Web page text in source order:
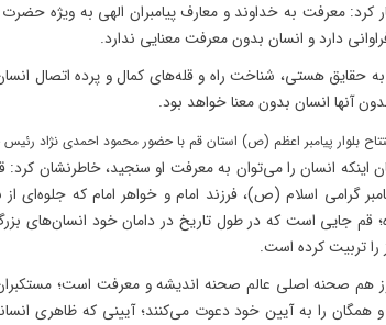
کرد: معرفت به خداوند و معارف پیامبران الهی به ویژه
دارد و انسان بدون معرفت معنایی ندارد.
حقایق هستی، شناخت راه و قله‌های کمال و پرده اتصال
آنها انسان بدون معنا خواهد بود.
اینکه انسان را می‌توان به معرفت او سنجید، خاطرنشان
گرامی اسلام (ص)، فرزند امام و خواهر امام که جلوه‌ای
قم جایی است که در طول تاریخ در دامان خود انسان‌های
را تربیت کرده است.
هم صحنه اصلی عالم صحنه اندیشه و معرفت است؛
و همگان را به آیین خود دعوت می‌کنند؛ آیینی که ظاهری